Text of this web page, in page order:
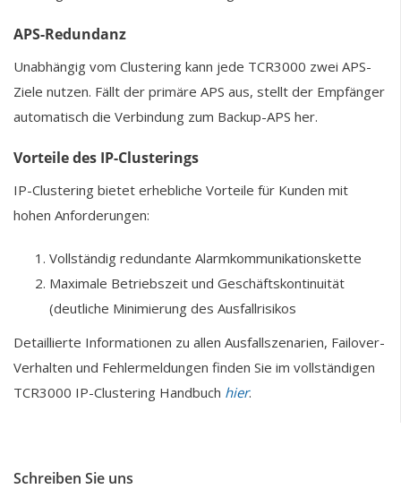
APS-Redundanz
Unabhängig vom Clustering kann jede TCR3000 zwei APS-
Ziele nutzen. Fällt der primäre APS aus, stellt der Empfänger
automatisch die Verbindung zum Backup-APS her.
Vorteile des IP-Clusterings
IP-Clustering bietet erhebliche Vorteile für Kunden mit
hohen Anforderungen:
Vollständig redundante Alarmkommunikationskette
Maximale Betriebszeit und Geschäftskontinuität
(deutliche Minimierung des Ausfallrisikos
Detaillierte Informationen zu allen Ausfallszenarien, Failover-
Verhalten und Fehlermeldungen finden Sie im vollständigen
TCR3000 IP-Clustering Handbuch hier.
Schreiben Sie uns